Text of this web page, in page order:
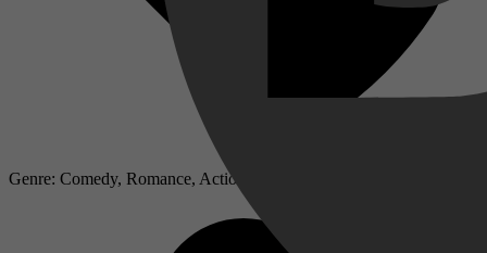
Genre: Comedy, Romance, Action